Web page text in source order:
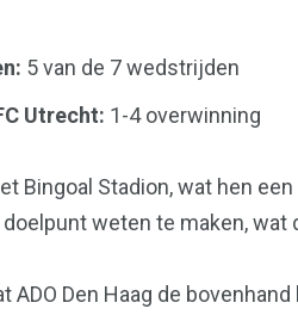
5 van de 7 wedstrijden
Utrecht: 1-4 overwinning
Bingoal Stadion, wat hen een
weten te maken, wat
Den Haag de